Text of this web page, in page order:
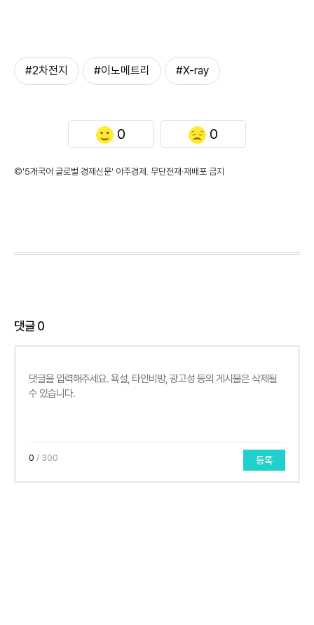
#2차전지 #이노메트리 #X-ray
0 0
©'5개국어 글로벌 경제신문' 아주경제. 무단전재·재배포 금지
댓글0
0 / 300 등록